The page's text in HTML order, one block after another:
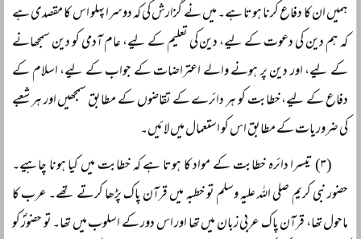
ہمیں ان کا دفاع کرنا ہوتا ہے۔ میں نے گزارش کی کہ دوسرا پہلو اس کا مقصدی ہے
کہ ہم دین کی دعوت کے لیے، دین کی تعلیم کے لیے، عام آدمی کو دین سمجھانے
کے لیے، اور دین پر ہونے والے اعتراضات کے جواب کے لیے، اسلام کے
دفاع کے لیے، خطابت کو ہر دائرے کے تقاضوں کے مطابق سمجھیں اور ہر شعبے
کی ضروریات کے مطابق اس کو استعمال میں لائیں۔
(۳) تیسرا دائرہ خطابت کے مواد کا ہوتا ہے کہ خطابت میں کیا ہونا چاہیے۔
حضور نبی کریم صلی اللہ علیہ وسلم تو خطبہ میں قرآن پاک پڑھا کرتے تھے۔ عرب کا
ماحول تھا، قرآن پاک عربی زبان میں تھا اور اس دور کے اسلوب میں تھا۔ تو حضورؐ کو